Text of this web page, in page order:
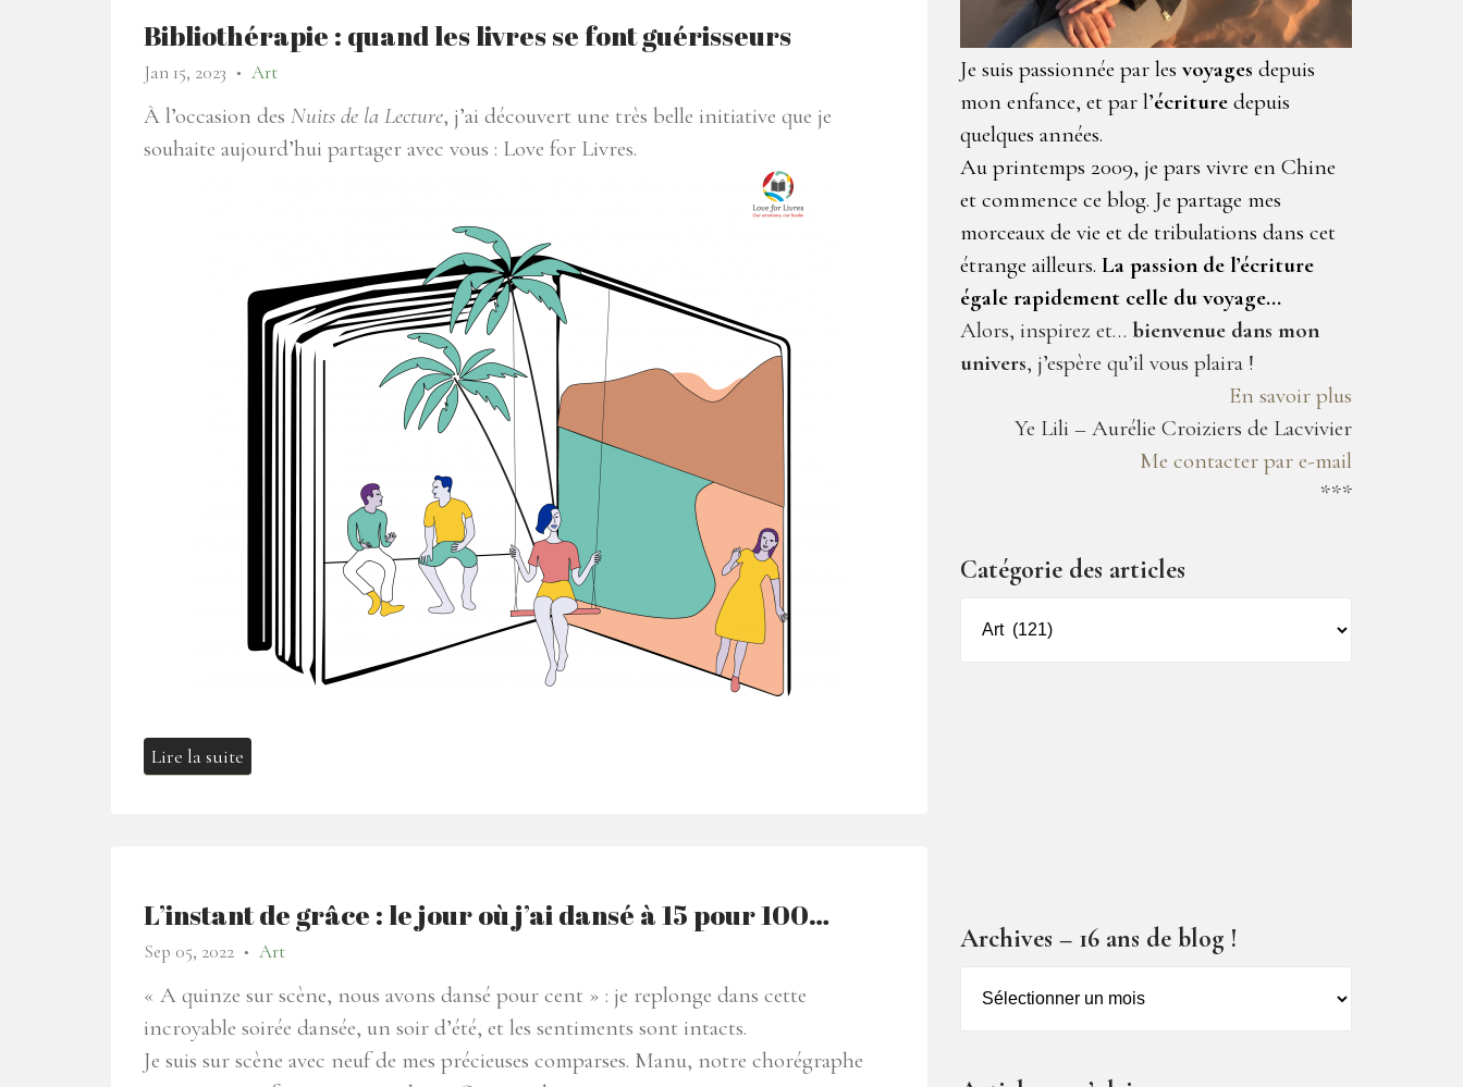
Bibliothérapie : quand les livres se font guérisseurs
Jan 15, 2023 ● Art
À l’occasion des Nuits de la Lecture, j’ai découvert une très belle initiative que je
souhaite aujourd’hui partager avec vous : Love for Livres.
Lire la suite
L’instant de grâce : le jour où j’ai dansé à 15 pour 100…
Sep 05, 2022 ● Art
« A quinze sur scène, nous avons dansé pour cent » : je replonge dans cette
incroyable soirée dansée, un soir d’été, et les sentiments sont intacts.
Je suis sur scène avec neuf de mes précieuses comparses. Manu, notre chorégraphe
Je suis passionnée par les voyages depuis
mon enfance, et par l’écriture depuis
quelques années.
Au printemps 2009, je pars vivre en Chine
et commence ce blog. Je partage mes
morceaux de vie et de tribulations dans cet
étrange ailleurs. La passion de l’écriture
égale rapidement celle du voyage…
Alors, inspirez et… bienvenue dans mon
univers, j’espère qu’il vous plaira !
En savoir plus
Ye Lili – Aurélie Croiziers de Lacvivier
Me contacter par e-mail
***
Catégorie des articles
des
Archives – 16 ans de blog !